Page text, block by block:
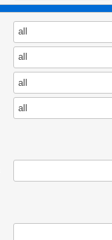
all
all
all
all